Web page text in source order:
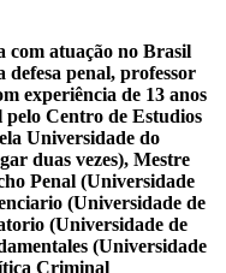
com atuação no Brasil
defesa penal, professor
experiência de 13 anos
Centro de Estudios
Universidade do
duas vezes), Mestre
Penal (Universidade
(Universidade de
(Universidade de
(Universidade
Criminal